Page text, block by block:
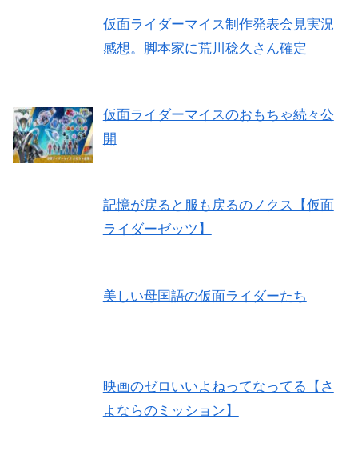
仮面ライダーマイス制作発表会見実況
感想。脚本家に荒川稔久さん確定
仮面ライダーマイスのおもちゃ続々公
開
記憶が戻ると服も戻るのノクス【仮面
ライダーゼッツ】
美しい母国語の仮面ライダーたち
映画のゼロいいよねってなってる【さ
よならのミッション】